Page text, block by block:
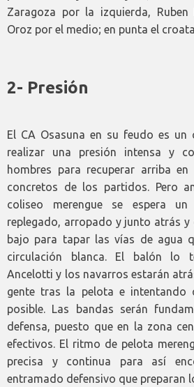
Zaragoza por la izquierda, Ruben
Oroz por el medio; en punta el
2- Presión
El CA Osasuna en su feudo es
realizar una presión intensa y
hombres para recuperar arriba
concretos de los partidos. Pero
coliseo merengue se espera
replegado, arropado y junto atrás y
bajo para tapar las vías de agua
circulación blanca. El balón lo
Ancelotti y los navarros estarán
gente tras la pelota e intentando
posible. Las bandas serán
defensa, puesto que en la zona
efectivos. El ritmo de pelota
precisa y continua para así
entramado defensivo que preparan